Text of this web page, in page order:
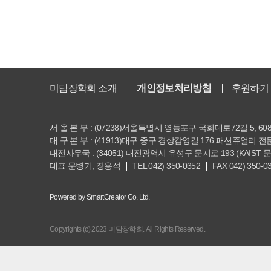
미담장학회 소개 개인정보처리방침 후원하기
서 울 본 부 : (07238)서울특별시 영등포구 국회대로72길 5,
대 구 본 부 : (41913)대구 중구 경상감영길 176 패션쥬얼리 전
대전사무국 : (34051) 대전광역시 유성구 문지로 193 (KAIST
대표 문병기, 장용석
TEL 042) 350-0352 FAX 042) 350-
Powered by SmartCreator Co. Ltd.
Copyrights (c) 2023 미담장학회. All Rights Reserved.